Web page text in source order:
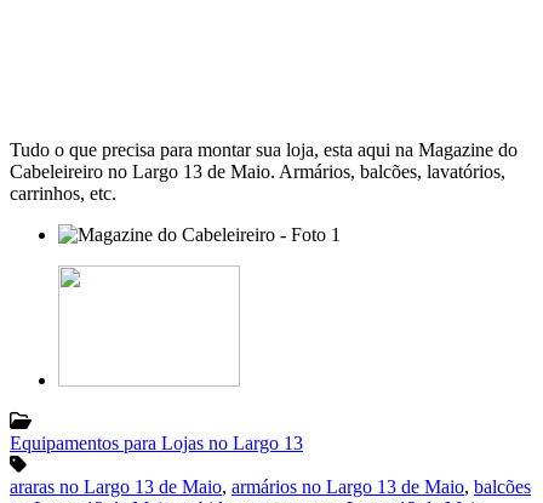
Tudo o que precisa para montar sua loja, esta aqui na Magazine do
Cabeleireiro no Largo 13 de Maio. Armários, balcões, lavatórios,
carrinhos, etc.
Equipamentos para Lojas no Largo 13
araras no Largo 13 de Maio, armários no Largo 13 de Maio, balcões